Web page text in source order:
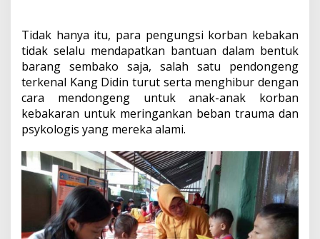
Tidak hanya itu, para pengungsi korban kebakan
tidak selalu mendapatkan bantuan dalam bentuk
barang sembako saja, salah satu pendongeng
terkenal Kang Didin turut serta menghibur dengan
cara mendongeng untuk anak-anak korban
kebakaran untuk meringankan beban trauma dan
psykologis yang mereka alami.